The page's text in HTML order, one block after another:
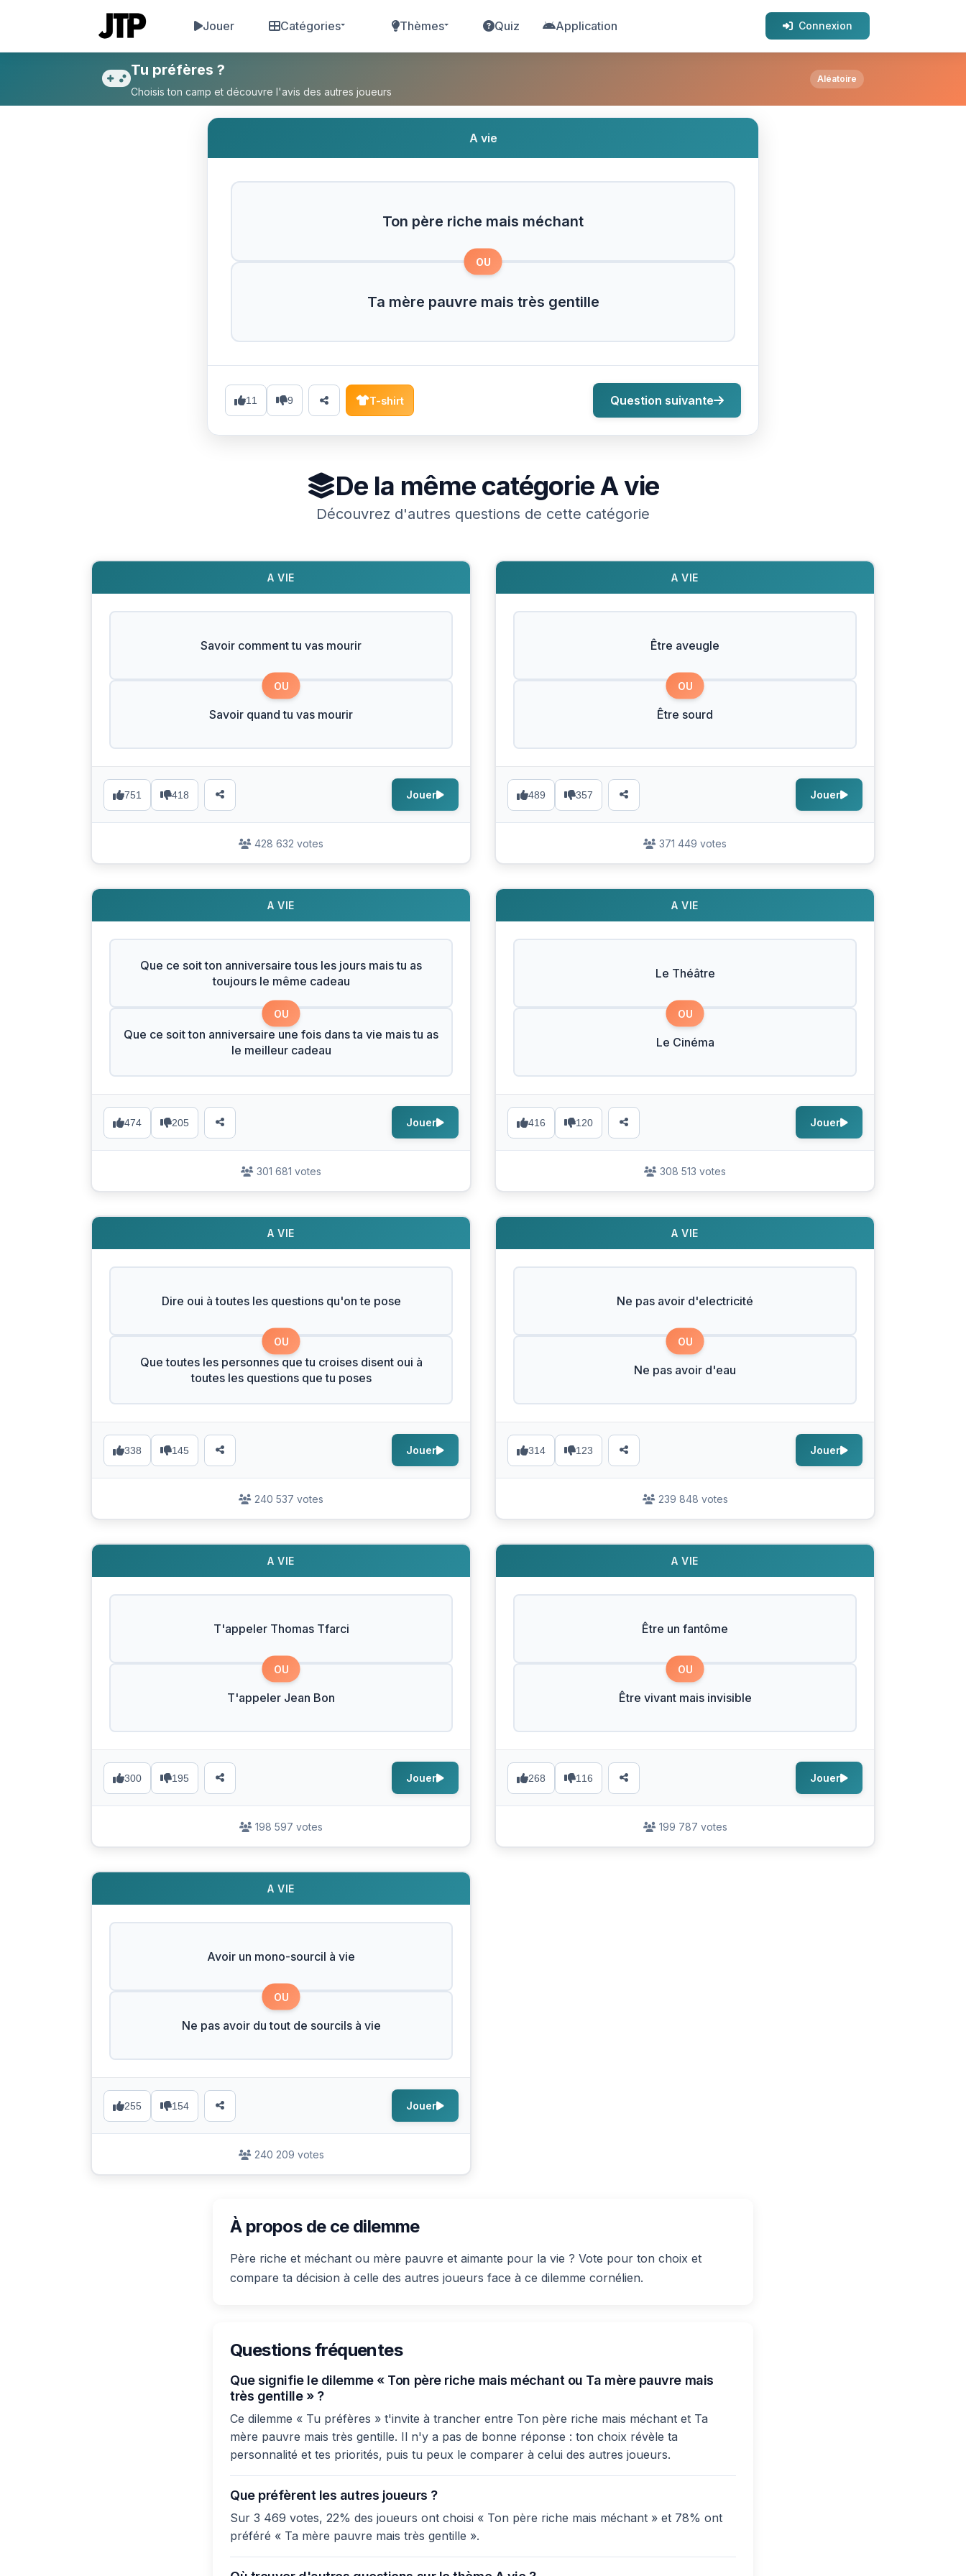
Jouer Catégories Thèmes Quiz Application Connexion
Tu préfères Ton père riche mais méchant ou Ta mère pauvre mais très gentille ?
Tu préfères ?
Choisis ton camp et découvre l'avis des autres joueurs
Aléatoire
A vie
Ton père riche mais méchant
OU
Ta mère pauvre mais très gentille
11 9 T-shirt Question suivante
De la même catégorieA vie
Découvrez d'autres questions de cette catégorie
A VIE
Savoir comment tu vas mourir
OU
Savoir quand tu vas mourir
751 418 Jouer
428 632 votes
A VIE
Être aveugle
OU
Être sourd
489 357 Jouer
371 449 votes
A VIE
Que ce soit ton anniversaire tous les jours mais tu as
toujours le même cadeau
OU
Que ce soit ton anniversaire une fois dans ta vie mais tu as
le meilleur cadeau
474 205 Jouer
301 681 votes
A VIE
Le Théâtre
OU
Le Cinéma
416 120 Jouer
308 513 votes
A VIE
Dire oui à toutes les questions qu'on te pose
OU
Que toutes les personnes que tu croises disent oui à
toutes les questions que tu poses
338 145 Jouer
240 537 votes
A VIE
Ne pas avoir d'electricité
OU
Ne pas avoir d'eau
314 123 Jouer
239 848 votes
A VIE
T'appeler Thomas Tfarci
OU
T'appeler Jean Bon
300 195 Jouer
198 597 votes
A VIE
Être un fantôme
OU
Être vivant mais invisible
268 116 Jouer
199 787 votes
A VIE
Avoir un mono-sourcil à vie
OU
Ne pas avoir du tout de sourcils à vie
255 154 Jouer
240 209 votes
À propos de ce dilemme
Père riche et méchant ou mère pauvre et aimante pour la vie ? Vote pour ton choix et
compare ta décision à celle des autres joueurs face à ce dilemme cornélien.
Questions fréquentes
Que signifie le dilemme « Ton père riche mais méchant ou Ta mère pauvre mais
très gentille » ?
Ce dilemme « Tu préfères » t'invite à trancher entre Ton père riche mais méchant et Ta
mère pauvre mais très gentille. Il n'y a pas de bonne réponse : ton choix révèle ta
personnalité et tes priorités, puis tu peux le comparer à celui des autres joueurs.
Que préfèrent les autres joueurs ?
Sur 3 469 votes, 22% des joueurs ont choisi « Ton père riche mais méchant » et 78% ont
préféré « Ta mère pauvre mais très gentille ».